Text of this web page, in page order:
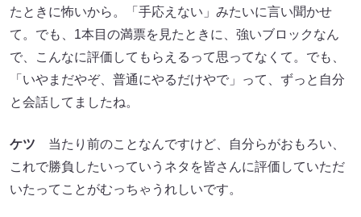
たときに怖いから。「手応えない」みたいに言い聞かせ
て。でも、1本目の満票を見たときに、強いブロックなん
で、こんなに評価してもらえるって思ってなくて。でも、
「いやまだやぞ、普通にやるだけやで」って、ずっと自分
と会話してましたね。
ケツ 当たり前のことなんですけど、自分らがおもろい、
これで勝負したいっていうネタを皆さんに評価していただ
いたってことがむっちゃうれしいです。